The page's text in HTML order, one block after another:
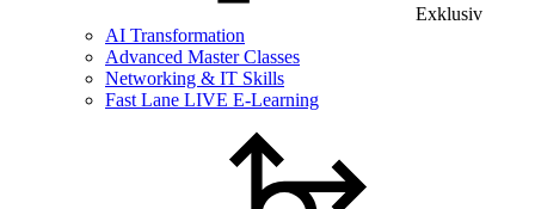
Exklusiv
AI Transformation
Advanced Master Classes
Networking & IT Skills
Fast Lane LIVE E-Learning